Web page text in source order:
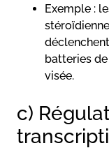
Exemple :
batteries
visée.
c)